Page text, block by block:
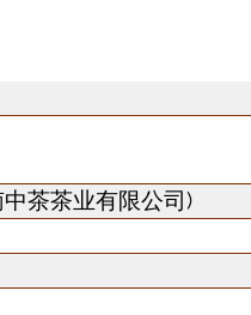
茶茶业有限公司)